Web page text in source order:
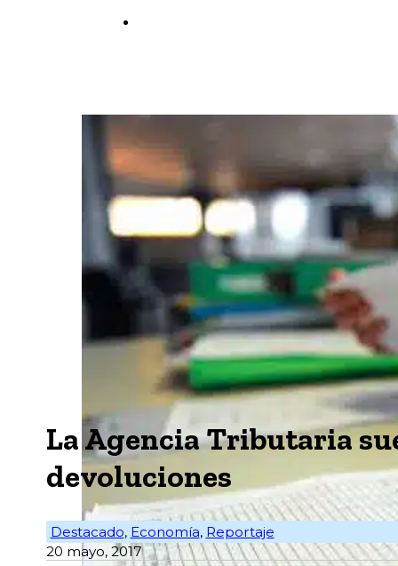
La Agencia Tributaria
devoluciones
Destacado, Economía, Reportaje
20 mayo, 2017